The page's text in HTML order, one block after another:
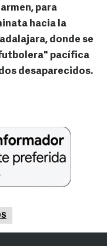
para
hacia la
donde se
pacífica
desaparecidos.